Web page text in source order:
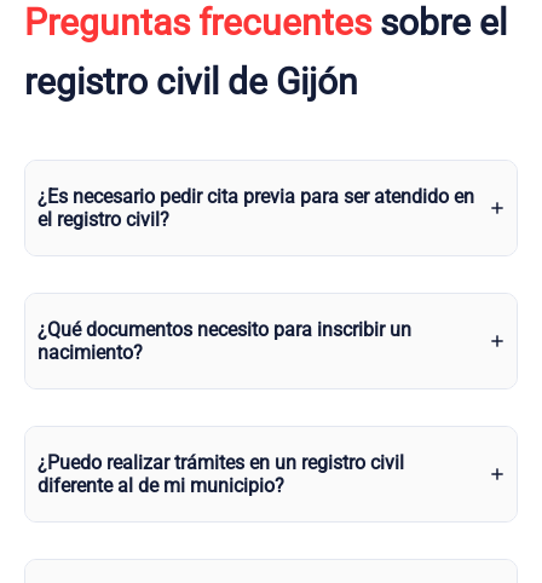
Preguntas frecuentessobre el
registro civil de Gijón
¿Es necesario pedir cita previa para ser atendido en
el registro civil?
¿Qué documentos necesito para inscribir un
nacimiento?
¿Puedo realizar trámites en un registro civil
diferente al de mi municipio?